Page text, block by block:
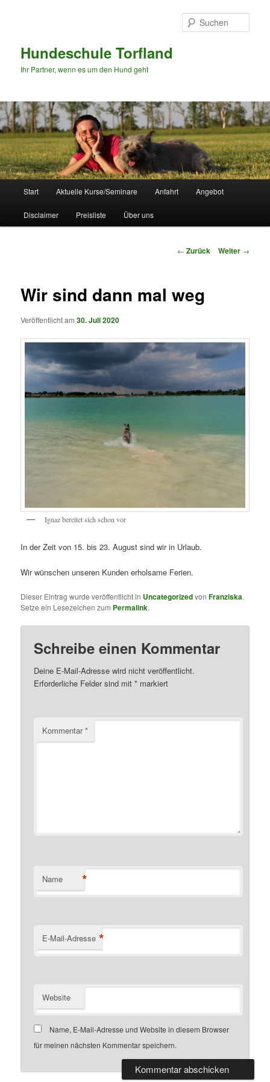
Hundeschule Torfland
Ihr Partner, wenn es um den Hund geht
Start Aktuelle Kurse/Seminare Anfahrt Angebot
Disclaimer Preisliste Über uns
Beitrags-
← Zurück Weiter →
Wir sind dann mal weg
Veröffentlicht am30. Juli 2020
Ignaz bereitet sich schon vor
In der Zeit von 15. bis 23. August sind wir in Urlaub.
Wir wünschen unseren Kunden erholsame Ferien.
Dieser Eintrag wurde veröffentlicht in UncategorizedvonFranziska.
Setze ein Lesezeichen zum Permalink.
Schreibe einen Kommentar
Deine E-Mail-Adresse wird nicht veröffentlicht.
Erforderliche Felder sind mit* markiert
Kommentar*
Name *
E-Mail-Adresse *
Website
Name, E-Mail-Adresse und Website in diesem Browser
für meinen nächsten Kommentar speichern.